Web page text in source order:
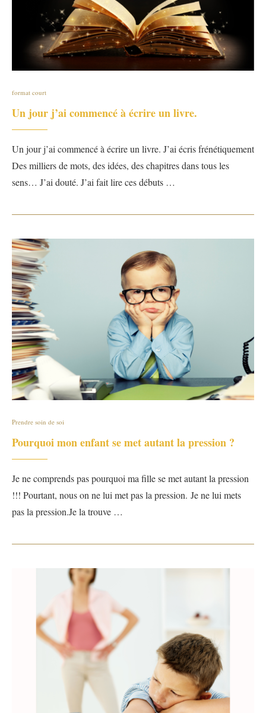
format court
Un jour j’ai commencé à écrire un livre.
Un jour j’ai commencé à écrire un livre. J’ai écris frénétiquement
Des milliers de mots, des idées, des chapitres dans tous les
sens… J’ai douté. J’ai fait lire ces débuts …
Prendre soin de soi
Pourquoi mon enfant se met autant la pression ?
Je ne comprends pas pourquoi ma fille se met autant la pression
!!! Pourtant, nous on ne lui met pas la pression. Je ne lui mets
pas la pression.Je la trouve …